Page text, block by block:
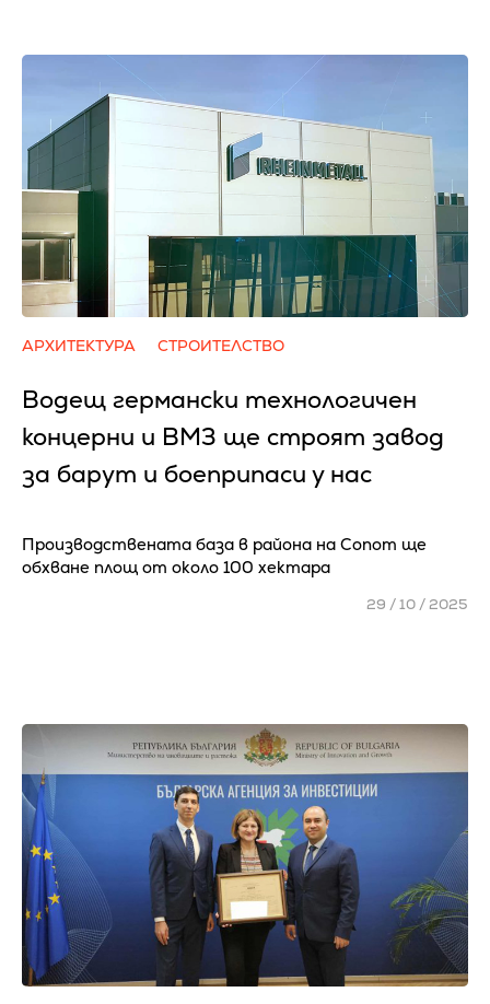
АРХИТЕКТУРА СТРОИТЕЛСТВО
Водещ германски технологичен
концерни и ВМЗ ще строят завод
за барут и боеприпаси у нас
Производствената база в района на Сопот ще
обхване площ от около 100 хектара
29 / 10 / 2025